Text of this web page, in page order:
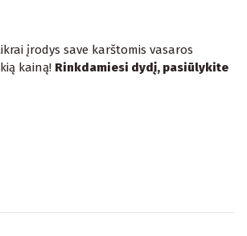
įrodys save karštomis vasaros
kainą! Rinkdamiesi dydį, pasiūlykite